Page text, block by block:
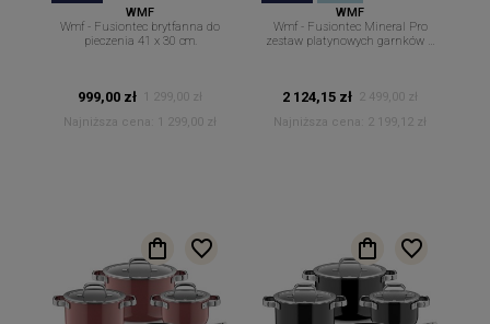
WMF
Wmf - Fusiontec brytfanna do
pieczenia 41 x 30 cm.
999,00 zł
1 299,00 zł
Najniższa cena:
1 299,00 zł
WMF
Wmf - Fusiontec Mineral Pro
zestaw platynowych garnków z
2 124,15 zł 2 499,00 zł
Najniższa cena: 2 199,12 zł